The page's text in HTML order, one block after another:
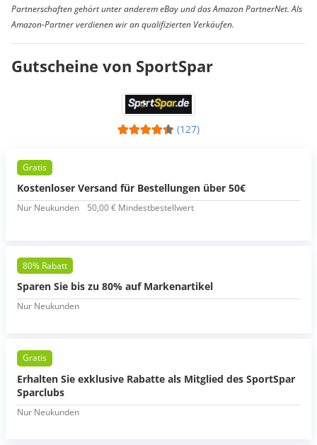
Partnerschaften gehört unter anderem eBay und das Amazon PartnerNet. Als
Amazon-Partner verdienen wir an qualifizierten Verkäufen.
Gutscheine von SportSpar
(127)
Gratis
Kostenloser Versand für Bestellungen über 50€
Nur Neukunden 50,00 € Mindestbestellwert
80% Rabatt
Sparen Sie bis zu 80% auf Markenartikel
Nur Neukunden
Gratis
Erhalten Sie exklusive Rabatte als Mitglied des SportSpar
Sparclubs
Nur Neukunden